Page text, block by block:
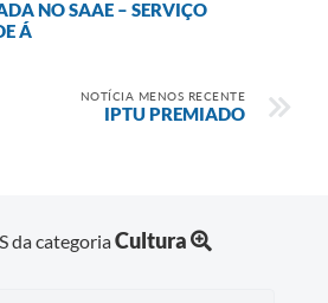
NO SAAE – SERVIÇO
Á
NOTÍCIA MENOS RECENTE
IPTU PREMIADO
da categoriaCultura